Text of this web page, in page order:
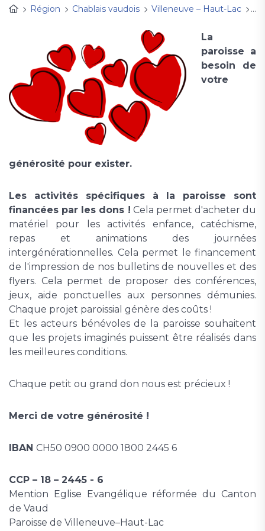
Région
Chablais vaudois Villeneuve – Haut-Lac
La
paroisse a
besoin de
votre
générosité pour exister.
Les activités spécifiques à la paroisse sont
financées par les dons ! Cela permet d'acheter du
matériel pour les activités enfance, catéchisme,
repas et animations des journées
intergénérationnelles. Cela permet le financement
de l'impression de nos bulletins de nouvelles et des
flyers. Cela permet de proposer des conférences,
jeux, aide ponctuelles aux personnes démunies.
Chaque projet paroissial génère des coûts !
Et les acteurs bénévoles de la paroisse souhaitent
que les projets imaginés puissent être réalisés dans
les meilleures conditions.
Chaque petit ou grand don nous est précieux !
Merci de votre générosité !
IBAN CH50 0900 0000 1800 2445 6
CCP – 18 – 2445 - 6
Mention Eglise Evangélique réformée du Canton
de Vaud
Paroisse de Villeneuve–Haut-Lac